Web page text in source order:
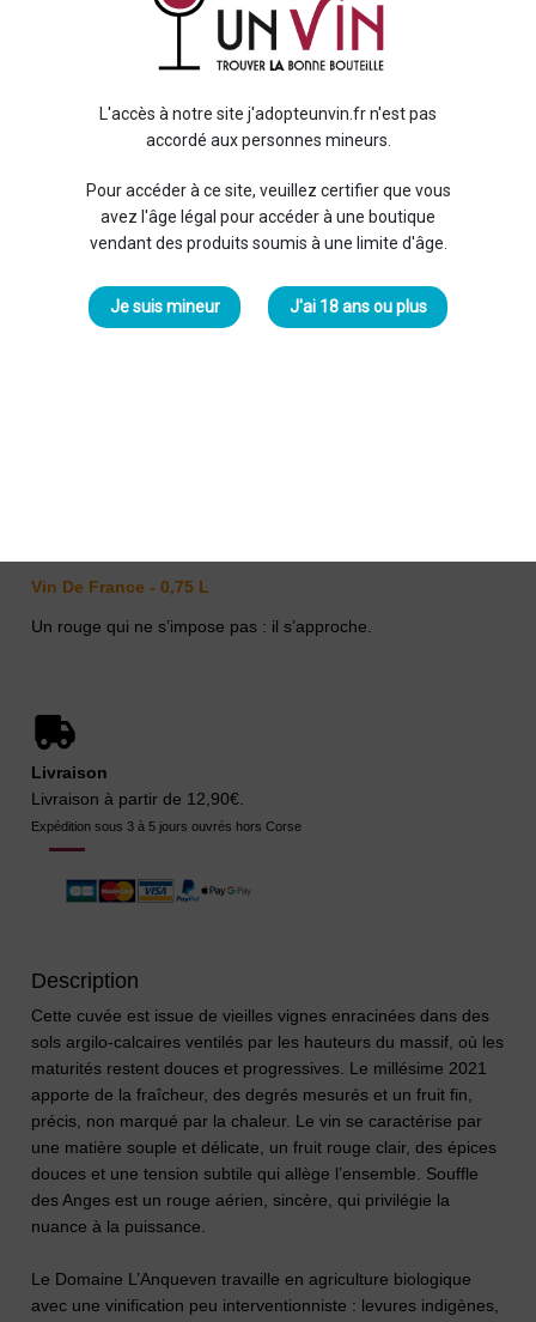
L'accès à notre site j'adopteunvin.fr n'est pas
accordé aux personnes mineurs.
Pour accéder à ce site, veuillez certifier que vous
avez l'âge légal pour accéder à une boutique
vendant des produits soumis à une limite d'âge.
Je suis mineur J'ai 18 ans ou plus
Vin De France - 0,75 L
Un rouge qui ne s’impose pas : il s’approche.
Livraison
Livraison à partir de 12,90€.
Expédition sous 3 à 5 jours ouvrés hors Corse
Description
Cette cuvée est issue de vieilles vignes enracinées dans des
sols argilo-calcaires ventilés par les hauteurs du massif, où les
maturités restent douces et progressives. Le millésime 2021
apporte de la fraîcheur, des degrés mesurés et un fruit fin,
précis, non marqué par la chaleur. Le vin se caractérise par
une matière souple et délicate, un fruit rouge clair, des épices
douces et une tension subtile qui allège l’ensemble. Souffle
des Anges est un rouge aérien, sincère, qui privilégie la
nuance à la puissance.
Le Domaine L’Anqueven travaille en agriculture biologique
avec une vinification peu interventionniste : levures indigènes,